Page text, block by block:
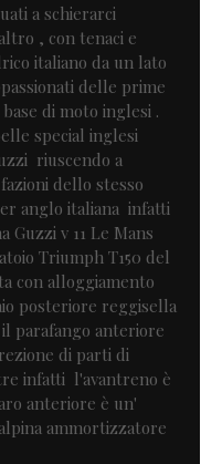
a schierarci
, con tenaci e
italiano da un lato
delle prime
di moto inglesi .
special inglesi
riuscendo a
dello stesso
anglo italiana infatti
Guzzi v 11 Le Mans
Triumph T150 del
con alloggiamento
posteriore reggisella
parafango anteriore
di parti di
infatti l'avantreno è
anteriore è un'
ammortizzatore